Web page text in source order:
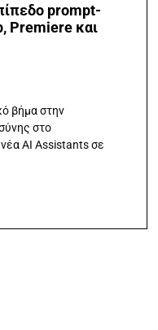
prompt-
Premiere και
βήμα στην
στο
AI Assistants σε